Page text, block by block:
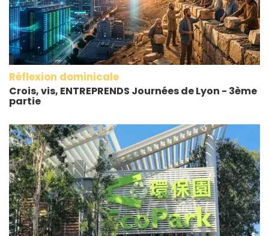
Réflexion dominicale
Crois, vis, ENTREPRENDS Journées de Lyon - 3ème
partie